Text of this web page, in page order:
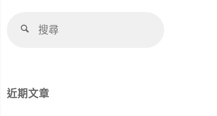
搜
近期文章